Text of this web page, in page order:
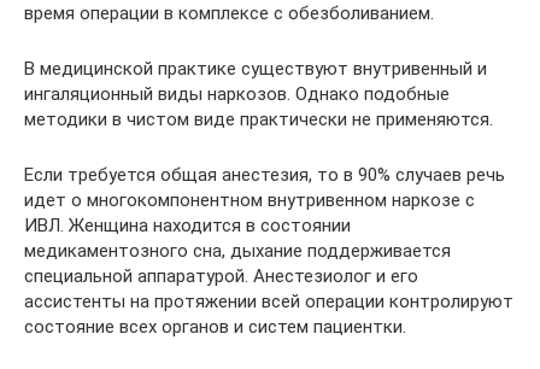
время операции в комплексе с обезболиванием.
В медицинской практике существуют внутривенный и
ингаляционный виды наркозов. Однако подобные
методики в чистом виде практически не применяются.
Если требуется общая анестезия, то в 90% случаев речь
идет о многокомпонентном внутривенном наркозе с
ИВЛ. Женщина находится в состоянии
медикаментозного сна, дыхание поддерживается
специальной аппаратурой. Анестезиолог и его
ассистенты на протяжении всей операции контролируют
состояние всех органов и систем пациентки.